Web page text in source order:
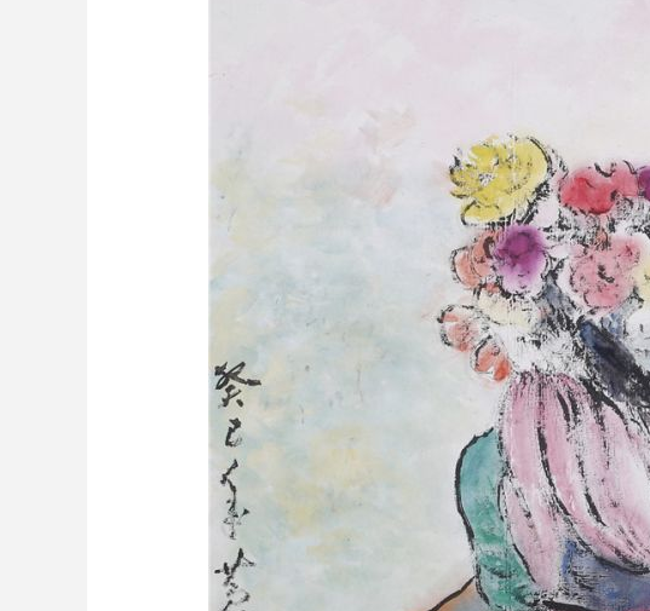
一带一路 央博
大国保险 云顶对话 云起 超级
CCTV.节目官网 栏目 片库 热播榜